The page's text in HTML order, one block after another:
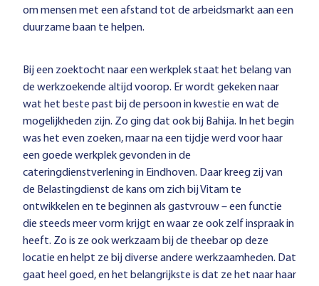
om mensen met een afstand tot de arbeidsmarkt aan een
duurzame baan te helpen.
Bij een zoektocht naar een werkplek staat het belang van
de werkzoekende altijd voorop. Er wordt gekeken naar
wat het beste past bij de persoon in kwestie en wat de
mogelijkheden zijn. Zo ging dat ook bij Bahija. In het begin
was het even zoeken, maar na een tijdje werd voor haar
een goede werkplek gevonden in de
cateringdienstverlening in Eindhoven. Daar kreeg zij van
de Belastingdienst de kans om zich bij Vitam te
ontwikkelen en te beginnen als gastvrouw – een functie
die steeds meer vorm krijgt en waar ze ook zelf inspraak in
heeft. Zo is ze ook werkzaam bij de theebar op deze
locatie en helpt ze bij diverse andere werkzaamheden. Dat
gaat heel goed, en het belangrijkste is dat ze het naar haar